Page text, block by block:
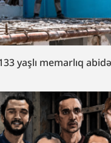
yaşlı memarlıq